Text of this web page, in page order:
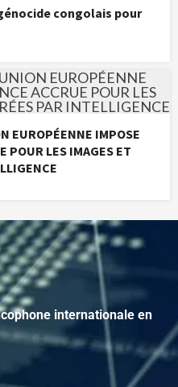
congolais pour
EUROPÉENNE IMPOSE
POUR LES IMAGES ET
internationale en